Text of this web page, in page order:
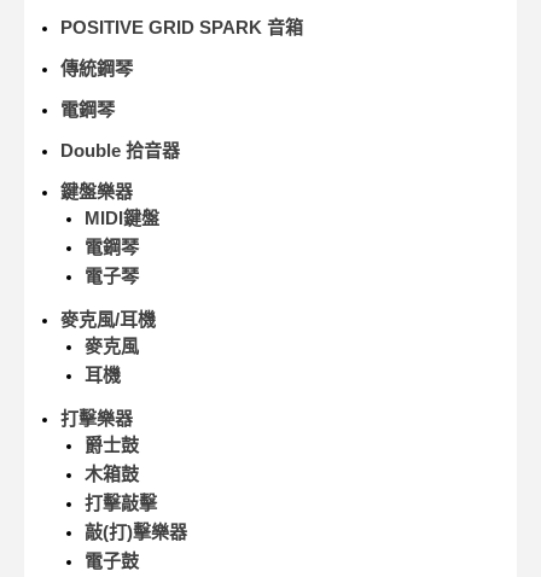
POSITIVE GRID SPARK 音箱
傳統鋼琴
電鋼琴
Double 拾音器
鍵盤樂器
MIDI鍵盤
電鋼琴
電子琴
麥克風/耳機
麥克風
耳機
打擊樂器
爵士鼓
木箱鼓
打擊敲擊
敲(打)擊樂器
電子鼓